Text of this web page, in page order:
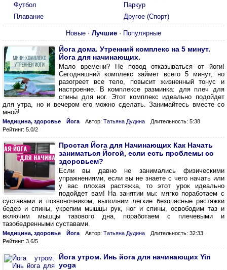
Футбол
Паркур
Плавание
Другое (Спорт)
Новые · Лучшие · Популярные
Йога дома. Утренний комплекс на 5 минут.
Йога для начинающих.
Мало времени? Не повод отказываться от йоги!
Сегодняшний комплекс займет всего 5 минут, но
разогреет все тело, повысит жизненный тонус и
настроение. В комплексе разминка: для плеч для
спины для ног. Этот комплекс идеально подойдет
для утра, но и вечером его можно сделать. Занимайтесь вместе со
мной!
Медицина, здоровье Йога Автор: Татьяна Дудина
Длительность: 5:38
Рейтинг: 5.0/2
Простая Йога для Начинающих Как Начать
заниматься Йогой, если есть проблемы со
здоровьем?
Если вы давно не занимались физическими
упражнениями, если вы не знаете с чего начать или
у вас плохая растяжка, то этот урок идеально
подойдет вам! На занятии мы: мягко поработаем с
суставами и позвоночником, выполним легкие безопасные растяжки
бедер и спины, укрепим мышцы рук, ног и спины, освободим таз и
включим мышцы тазового дна, поработаем с плечевыми и
тазобедренными суставами.
Медицина, здоровье Йога Автор: Татьяна Дудина
Длительность: 32:33
Рейтинг: 3.6/5
Йога утром. Инь йога для начинающих Yin
yoga